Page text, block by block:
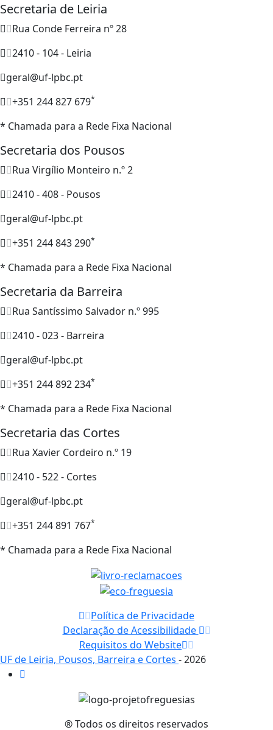
Secretaria de Leiria
Rua Conde Ferreira nº 28
2410 - 104 - Leiria
geral@uf-lpbc.pt
+351 244 827 679*
* Chamada para a Rede Fixa Nacional
Secretaria dos Pousos
Rua Virgílio Monteiro n.º 2
2410 - 408 - Pousos
geral@uf-lpbc.pt
+351 244 843 290*
* Chamada para a Rede Fixa Nacional
Secretaria da Barreira
Rua Santíssimo Salvador n.º 995
2410 - 023 - Barreira
geral@uf-lpbc.pt
+351 244 892 234*
* Chamada para a Rede Fixa Nacional
Secretaria das Cortes
Rua Xavier Cordeiro n.º 19
2410 - 522 - Cortes
geral@uf-lpbc.pt
+351 244 891 767*
* Chamada para a Rede Fixa Nacional
Política de Privacidade
Declaração de Acessibilidade
Requisitos do Website
UF de Leiria, Pousos, Barreira e Cortes - 2026
® Todos os direitos reservados